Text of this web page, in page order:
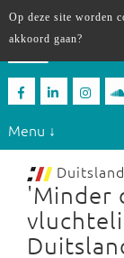
Menu ↓
'Minder
Op deze site worden
akkoord gaan?